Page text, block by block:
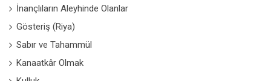
İnançlıların Aleyhinde Olanlar
Gösteriş (Riya)
Sabır ve Tahammül
Kanaatkâr Olmak